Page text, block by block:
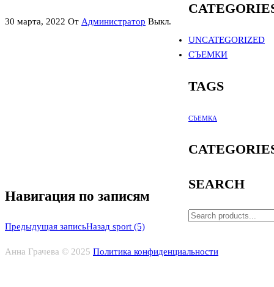
30 марта, 2022 От Администратор Выкл.
Навигация по записям
Предыдущая записьНазад sport (5)
UNCATEGORIZED
СЪЕМКИ
TAGS
СЪЕМКА
SEARCH
Анна Грачева © 2025 Политика конфиденциальности